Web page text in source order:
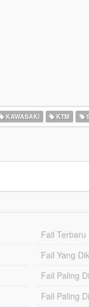
KAWASAKI KTM
Fail Terbaru
Fail Yang
Fail Paling
Fail Paling